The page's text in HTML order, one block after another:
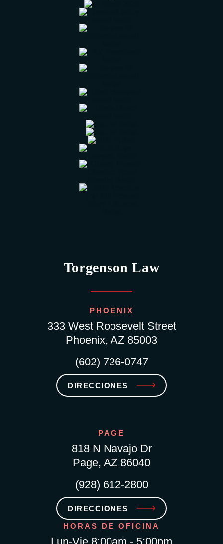
Torgenson Law
PHOENIX
333 West Roosevelt Street
Phoenix, AZ 85003
(602) 726-0747
DIRECCIONES
PAGE
818 N Navajo Dr
Page, AZ 86040
(928) 612-2800
DIRECCIONES
HORAS DE OFICINA
Lun-Vie 8:00am - 5:00pm